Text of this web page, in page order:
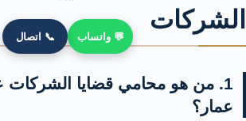
الشركات
1. من هو محامي قضايا الشركات
عمار؟
💬 واتساب 📞 اتصال